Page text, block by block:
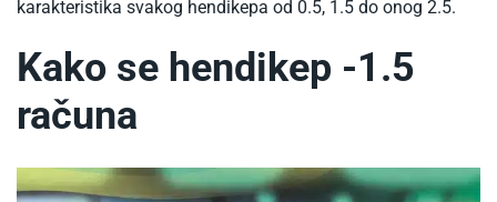
karakteristika svakog hendikepa od 0.5, 1.5 do onog 2.5.
Kako se hendikep -1.5
računa